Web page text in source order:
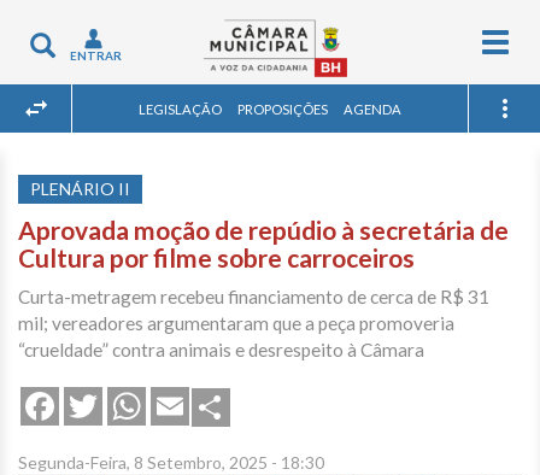
Toggle
navigation
ENTRAR
LEGISLAÇÃO PROPOSIÇÕES AGENDA
PLENÁRIO II
Aprovada moção de repúdio à secretária de
Cultura por filme sobre carroceiros
Curta-metragem recebeu financiamento de cerca de R$ 31
mil; vereadores argumentaram que a peça promoveria
“crueldade” contra animais e desrespeito à Câmara
FacebookTwitterWhatsApp
Email
Segunda-Feira, 8 Setembro, 2025 - 18:30